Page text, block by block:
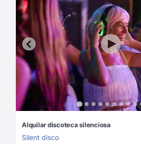
Alquilar discoteca silenciosa
Silent disco